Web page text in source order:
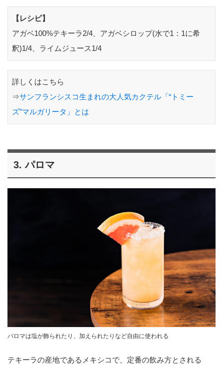
【レシピ】
アガベ100%テキーラ2/4、アガベシロップ(水で1：1に希
釈)1/4、ライムジュース1/4
詳しくはこちら
⇒サンフランシスコ生まれの大人気カクテル「“トミー
ズ”マルガリータ」とは
3. パロマ
パロマは塩が飾られたり、加えられたりなど自由に使われる
テキーラの産地であるメキシコで、定番の飲み方とされる